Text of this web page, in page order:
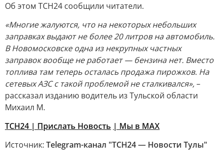
Об этом ТСН24 сообщили читатели.
«Многие жалуются, что на некоторых небольших
заправках выдают не более 20 литров на автомобиль.
В Новомосковске одна из некрупных частных
заправок вообще не работает — бензина нет. Вместо
топлива там теперь осталась продажа пирожков. На
сетевых АЗС с такой проблемой не сталкивался»,–
рассказал изданию водитель из Тульской области
Михаил М.
ТСН24 | Прислать Новость | Мы в МАХ
Источник: Telegram-канал "ТСН24 — Новости Тулы"